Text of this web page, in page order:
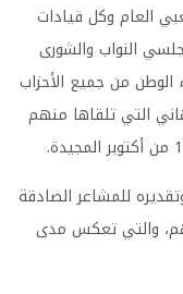
العام وكل قيادات
النواب والشورى
الوطن من جميع الأحزاب
التي تلقاها منهم
.
للمشاعر الصادقة
والتي تعكس مدى